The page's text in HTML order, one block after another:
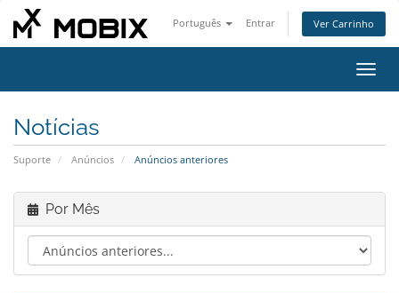
Português Entrar Ver Carrinho
Notícias
Suporte Anúncios Anúncios anteriores
Por Mês